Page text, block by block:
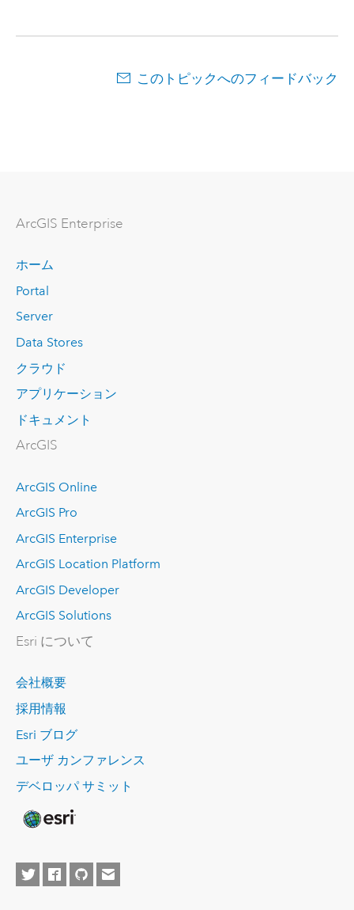
このトピックへのフィードバック
ArcGIS Enterprise
ホーム
Portal
Server
Data Stores
クラウド
アプリケーション
ドキュメント
ArcGIS
ArcGIS Online
ArcGIS Pro
ArcGIS Enterprise
ArcGIS Location Platform
ArcGIS Developer
ArcGIS Solutions
Esri について
会社概要
採用情報
Esri ブログ
ユーザ カンファレンス
デベロッパ サミット